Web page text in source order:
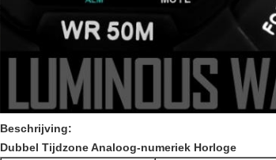
Beschrijving:
Dubbel Tijdzone Analoog-numeriek Horloge